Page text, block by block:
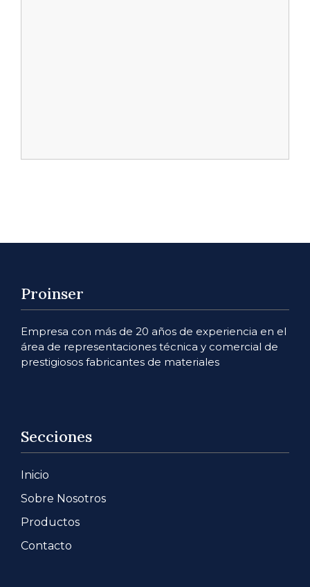
Proinser
Empresa con más de 20 años de experiencia en el
área de representaciones técnica y comercial de
prestigiosos fabricantes de materiales
Secciones
Inicio
Sobre Nosotros
Productos
Contacto